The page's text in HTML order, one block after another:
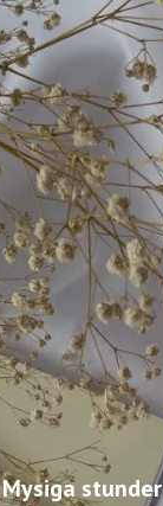
Mysiga stunder